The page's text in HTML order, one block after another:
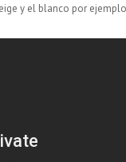
y el blanco por